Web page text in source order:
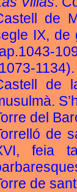
de
IX, de
de
del
de
feia
de